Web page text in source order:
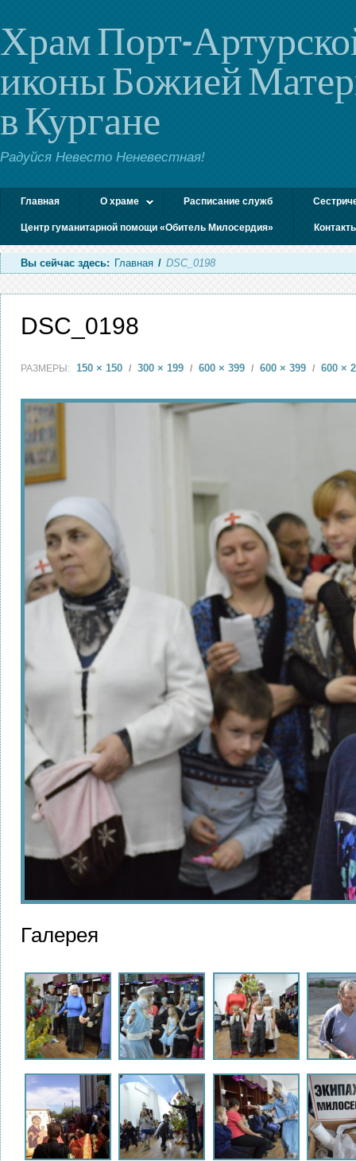
Храм Порт-
иконы Божией
в Кургане
Радуйся Невесто Неневестная!
Главная О храме Расписание служб
Центр гуманитарной помощи «Обитель Милосердия»
Вы сейчас здесь: Главная / DSC_0198
DSC_0198
РАЗМЕРЫ: 150 × 150 / 300 × 199 / 600 × 399 / 600 × 399 / 600 ×
Галерея